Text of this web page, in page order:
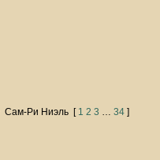
Сам-Ри Ниэль [ 1 2 3 … 34 ]